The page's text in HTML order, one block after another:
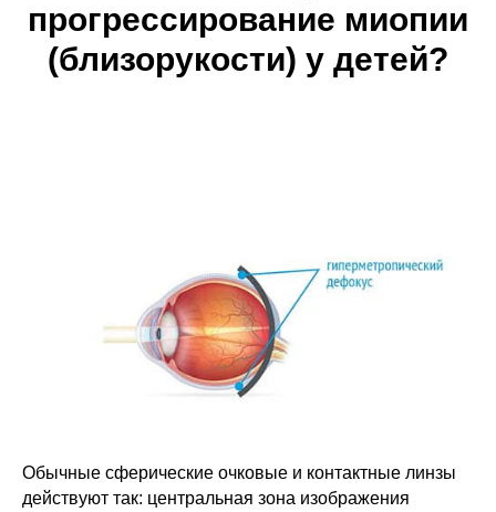
прогрессирование миопии
(близорукости) у детей?
Обычные сферические очковые и контактные линзы
действуют так: центральная зона изображения